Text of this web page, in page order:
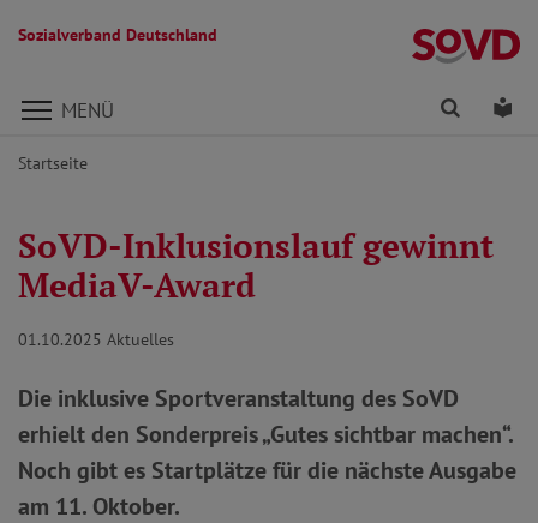
Sozialverband Deutschland
Direkt zu den Inhalten springen
MENÜ Finden
Startseite
SoVD-Inklusionslauf gewinnt
MediaV-Award
01.10.2025 Aktuelles
Die inklusive Sportveranstaltung des SoVD
erhielt den Sonderpreis „Gutes sichtbar machen“.
Noch gibt es Startplätze für die nächste Ausgabe
am 11. Oktober.